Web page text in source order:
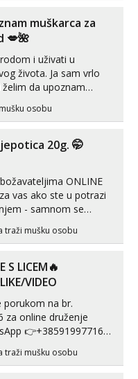
nisi vidio. Uvijek sam
zabavu...
muškarca za
💋🌺
i uživati u
života. Ja sam vrlo
da upoznam
Klikni na link
osobu
20g. 🤭
ONLINE
vas ako ste u potrazi
- samnom se
preko videopoziva, ili
radim i u paru i
tipkanja uz slike i hot
sam pripremila ...
traži mušku osobu
S LICEM🔥
VIDEO
za online druženje
Radim
solo i s partnerom,
traži mušku osobu